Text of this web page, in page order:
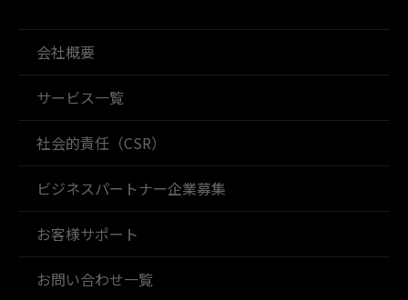
会社概要
サービス一覧
社会的責任（CSR）
ビジネスパートナー企業募集
お客様サポート
お問い合わせ一覧